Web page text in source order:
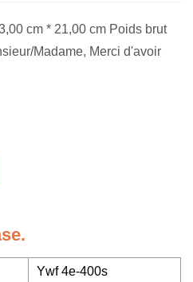
cm * 21,00 cm Poids brut
Madame, Merci d'avoir
Ywf 4e-400s